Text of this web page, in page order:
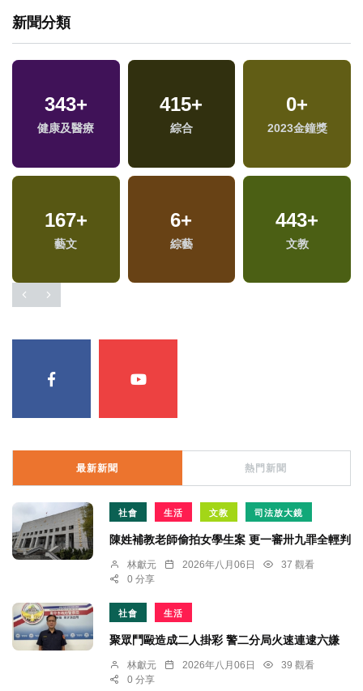
新聞分類
343+
健康及醫療
415+
綜合
0+
2023金鐘獎
167+
藝文
6+
綜藝
443+
文教
最新新聞 熱門新聞
社會 生活 文教 司法放大鏡
陳姓補教老師偷拍女學生案 更一審卅九罪全輕判
林獻元 2026年八月06日
37 觀看
0 分享
社會 生活
聚眾鬥毆造成二人掛彩 警二分局火速連逮六嫌
林獻元 2026年八月06日
39 觀看
0 分享